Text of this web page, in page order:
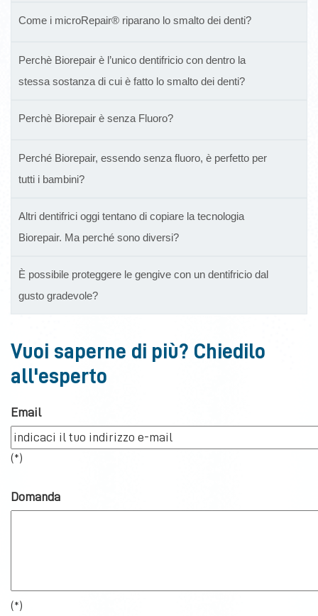
Come i microRepair® riparano lo smalto dei denti?
Perchè Biorepair è l’unico dentifricio con dentro la
stessa sostanza di cui è fatto lo smalto dei denti?
Perchè Biorepair è senza Fluoro?
Perché Biorepair, essendo senza fluoro, è perfetto per
tutti i bambini?
Altri dentifrici oggi tentano di copiare la tecnologia
Biorepair. Ma perché sono diversi?
È possibile proteggere le gengive con un dentifricio dal
gusto gradevole?
Vuoi saperne di più? Chiedilo
all'esperto
Email
(*)
Domanda
(*)